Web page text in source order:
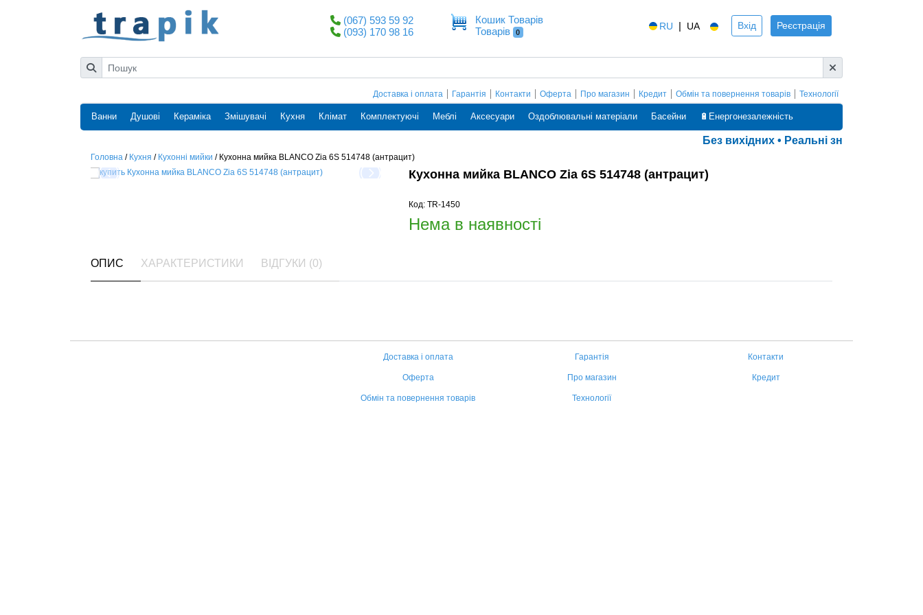
(067) 593 59 92
(093) 170 98 16
Кошик Товарів
Товарів
0
RU | UA Вхід Реєстрація
Доставка і оплата Гарантія Контакти Оферта Про магазин Кредит Обмін та повернення товарів Технології
Ванни Душові Кераміка Змішувачі Кухня Клімат Комплектуючі Меблі Аксесуари Оздоблювальні матеріали Басейни 🔋Енергонезалежність
Без вихідних • Реальні знижки •
Головна / Кухня / Кухонні мийки / Кухонна мийка BLANCO Zia 6S 514748 (антрацит)
Кухонна мийка BLANCO Zia 6S 514748 (антрацит)
Код: TR-1450
Нема в наявності
ОПИС ХАРАКТЕРИСТИКИ ВІДГУКИ (0)
Доставка і оплата Гарантія Контакти
Оферта Про магазин Кредит
Обмін та повернення товарів Технології